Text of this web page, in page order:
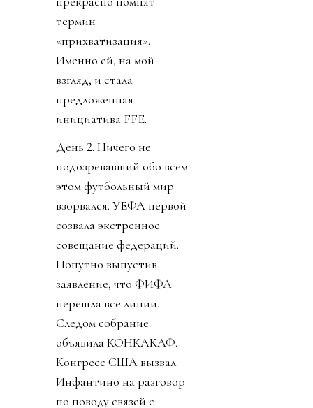
термин
«прихватизация».
Именно ей, на мой
взгляд, и стала
предложенная
инициатива FFE.
День 2. Ничего не
подозревавший обо всем
этом футбольный мир
взорвался. УЕФА первой
созвала экстренное
совещание федераций.
Попутно выпустив
заявление, что ФИФА
перешла все линии.
Следом собрание
объявила КОНКАКАФ.
Конгресс США вызвал
Инфантино на разговор
по поводу связей с